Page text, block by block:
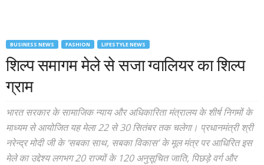
BUSINESS NEWS FASHION LIFESTYLE NEWS
शिल्प समागम मेले से सजा ग्वालियर का शिल्प
ग्राम
भारत सरकार के सामाजिक न्याय और अधिकारिता मंत्रालय के शीर्ष निगमों के
माध्यम से आयोजित यह मेला 22 से 30 सितंबर तक चलेगा। प्रधानमंत्री श्री
नरेन्द्र मोदी जी के ‘सबका साथ, सबका विकास’ के मूल मंत्र पर आधिरित इस
मेले का उद्देश्य लगभग 20 राज्यों के 120 अनुसूचित जाति, पिछड़े वर्ग और